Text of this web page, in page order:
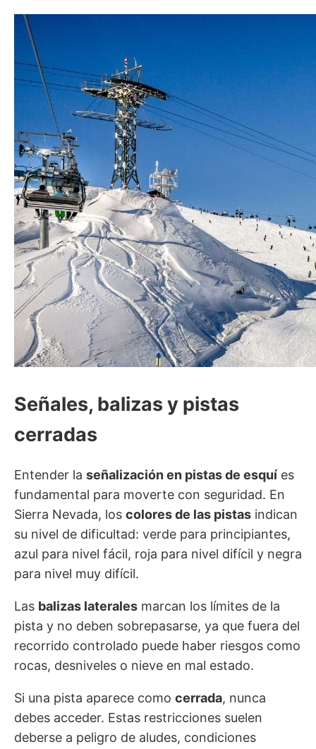
Señales, balizas y pistas
cerradas
Entender la señalización en pistas de esquí es
fundamental para moverte con seguridad. En
Sierra Nevada, los colores de las pistas indican
su nivel de dificultad: verde para principiantes,
azul para nivel fácil, roja para nivel difícil y negra
para nivel muy difícil.
Las balizas laterales marcan los límites de la
pista y no deben sobrepasarse, ya que fuera del
recorrido controlado puede haber riesgos como
rocas, desniveles o nieve en mal estado.
Si una pista aparece como cerrada, nunca
debes acceder. Estas restricciones suelen
deberse a peligro de aludes, condiciones